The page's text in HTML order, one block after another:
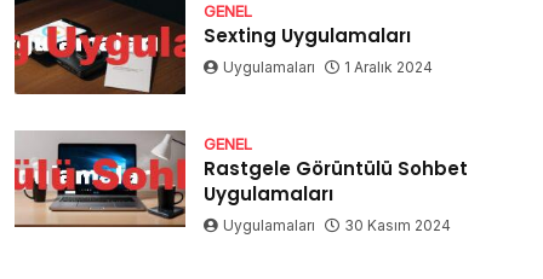
GENEL
Sexting Uygulamaları
Uygulamaları 1 Aralık 2024
GENEL
Rastgele Görüntülü Sohbet
Uygulamaları
Uygulamaları 30 Kasım 2024